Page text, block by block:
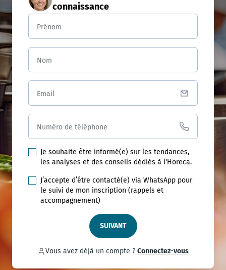
connaissance
Prénom
Nom
Email
Numéro de téléphone
Je souhaite être informé(e) sur les tendances,
les analyses et des conseils dédiés à l'Horeca.
J’accepte d’être contacté(e) via WhatsApp pour
le suivi de mon inscription (rappels et
accompagnement)
SUIVANT
Vous avez déjà un compte ? Connectez-vous